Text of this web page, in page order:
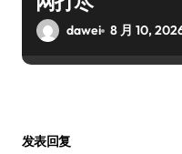
dawei 8 月 10,
发表回复